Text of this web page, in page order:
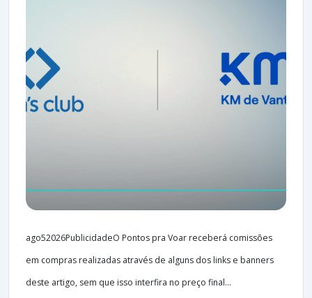
ago52026PublicidadeO Pontos pra Voar receberá comissões
em compras realizadas através de alguns dos links e banners
deste artigo, sem que isso interfira no preço final...